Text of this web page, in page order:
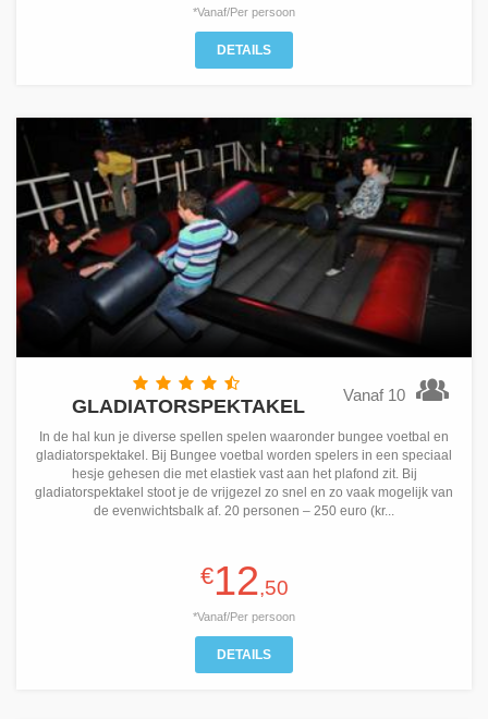
*Vanaf/Per persoon
DETAILS
Vanaf 10
GLADIATORSPEKTAKEL
In de hal kun je diverse spellen spelen waaronder bungee voetbal en
gladiatorspektakel. Bij Bungee voetbal worden spelers in een speciaal
hesje gehesen die met elastiek vast aan het plafond zit. Bij
gladiatorspektakel stoot je de vrijgezel zo snel en zo vaak mogelijk van
de evenwichtsbalk af. 20 personen – 250 euro (kr...
€12,50
*Vanaf/Per persoon
DETAILS